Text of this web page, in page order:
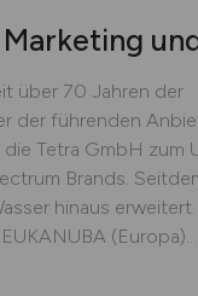
Marketing
über 70 Jahren der
der führenden
Tetra GmbH zum
Brands.
hinaus
(Europa)...